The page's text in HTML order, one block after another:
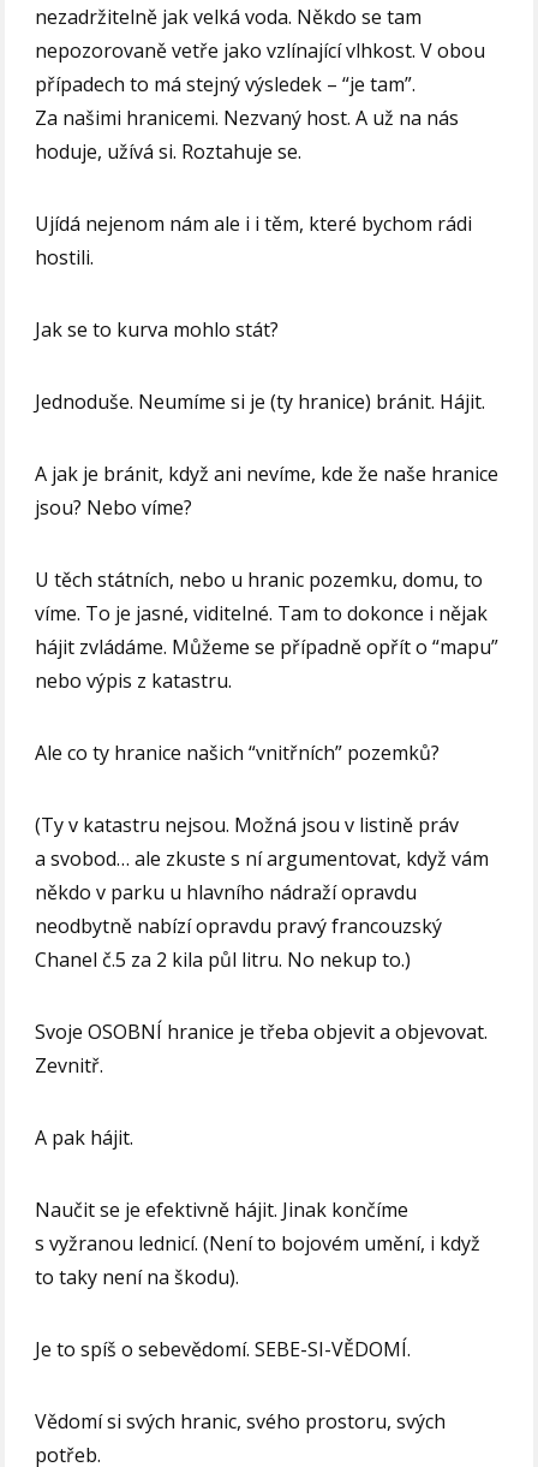
nezadržitelně jak velká voda. Někdo se tam
nepozorovaně vetře jako vzlínající vlhkost. V obou
případech to má stejný výsledek – “je tam”.
Za našimi hranicemi. Nezvaný host. A už na nás
hoduje, užívá si. Roztahuje se.
Ujídá nejenom nám ale i i těm, které bychom rádi
hostili.
Jak se to kurva mohlo stát?
Jednoduše. Neumíme si je (ty hranice) bránit. Hájit.
A jak je bránit, když ani nevíme, kde že naše hranice
jsou? Nebo víme?
U těch státních, nebo u hranic pozemku, domu, to
víme. To je jasné, viditelné. Tam to dokonce i nějak
hájit zvládáme. Můžeme se případně opřít o “mapu”
nebo výpis z katastru.
Ale co ty hranice našich “vnitřních” pozemků?
(Ty v katastru nejsou. Možná jsou v listině práv
a svobod… ale zkuste s ní argumentovat, když vám
někdo v parku u hlavního nádraží opravdu
neodbytně nabízí opravdu pravý francouzský
Chanel č.5 za 2 kila půl litru. No nekup to.)
Svoje OSOBNÍ hranice je třeba objevit a objevovat.
Zevnitř.
A pak hájit.
Naučit se je efektivně hájit. Jinak končíme
s vyžranou lednicí. (Není to bojovém umění, i když
to taky není na škodu).
Je to spíš o sebevědomí. SEBE-SI-VĚDOMÍ.
Vědomí si svých hranic, svého prostoru, svých
potřeb.